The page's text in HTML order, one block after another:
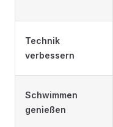
Technik
verbessern
Schwimmen
genießen